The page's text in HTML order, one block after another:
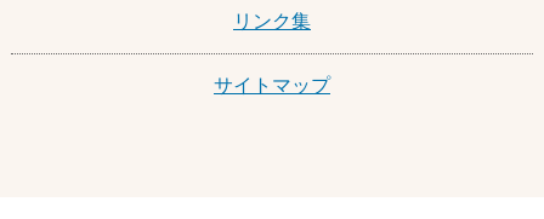
リンク集
サイトマップ